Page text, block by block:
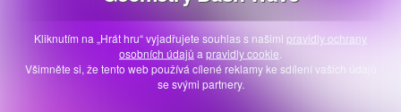
Kliknutím na „Hrát hru“ vyjadřujete souhlas s našimi pravidly ochrany
osobních údajů a pravidly cookie
Všimněte si, že tento web používá cílené reklamy ke sdílení vašich údajů
se svými partnery.